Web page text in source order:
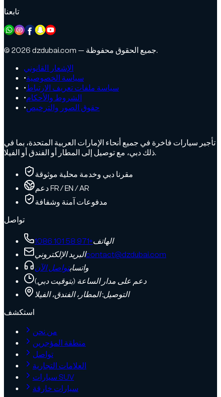
تابعنا
© 2026 dzdubai.com — جميع الحقوق محفوظة.
الإشعار القانوني
•سياسة الخصوصية
•سياسة ملفات تعريف الارتباط
•الشروط والأحكام
•حقوق الصور والترخيص
تأجير سيارات فاخرة في جميع أنحاء الإمارات العربية المتحدة، بما في
ذلك دبي، مع توصيل إلى المطار أو الفندق أو الفيلا.
مقرنا دبي وخدمة محلية موثوقة
دعم FR / EN / AR
مدفوعات آمنة وشفافة
تواصل
الهاتف+971 58 101 1086
البريد الإلكترونيcontact@dzdubai.com
واتسابتواصل الآن
دعم على مدار الساعة (بتوقيت دبي)
التوصيل: المطار، الفندق، الفيلا
استكشف
من نحن
منطقة المؤجرين
تواصل
العلامات التجارية
سيارات SUV
سيارات خارقة